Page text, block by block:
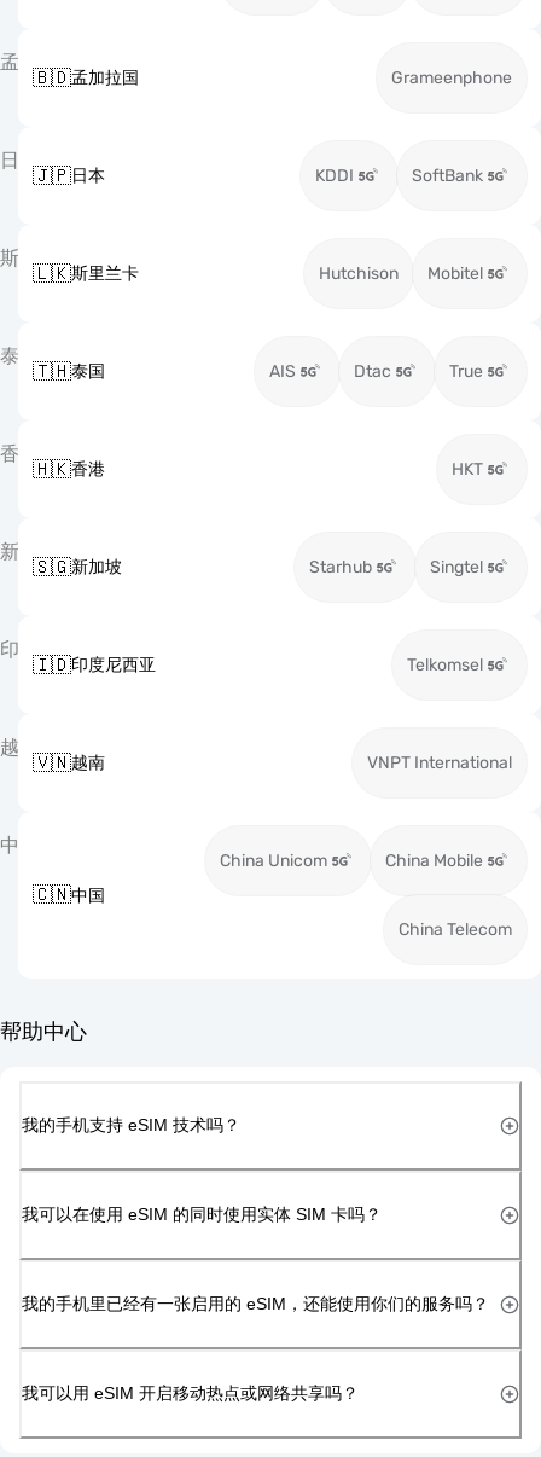
孟
🇧🇩孟加拉国 Grameenphone
日
🇯🇵日本 KDDI SoftBank
斯
🇱🇰斯里兰卡 Hutchison Mobitel
泰
🇹🇭泰国 AIS Dtac True
香
🇭🇰香港 HKT
新
🇸🇬新加坡 Starhub Singtel
印
🇮🇩印度尼西亚 Telkomsel
越
🇻🇳越南 VNPT International
中
🇨🇳中国
China Unicom China Mobile
China Telecom
帮助中心
我的手机支持 eSIM 技术吗？
我可以在使用 eSIM 的同时使用实体 SIM 卡吗？
我的手机里已经有一张启用的 eSIM，还能使用你们的服务吗？
我可以用 eSIM 开启移动热点或网络共享吗？